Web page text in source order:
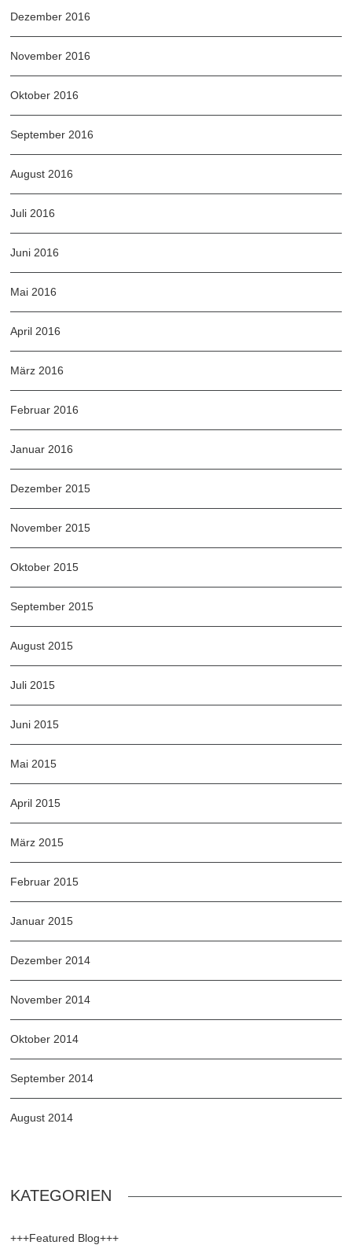
Dezember 2016
November 2016
Oktober 2016
September 2016
August 2016
Juli 2016
Juni 2016
Mai 2016
April 2016
März 2016
Februar 2016
Januar 2016
Dezember 2015
November 2015
Oktober 2015
September 2015
August 2015
Juli 2015
Juni 2015
Mai 2015
April 2015
März 2015
Februar 2015
Januar 2015
Dezember 2014
November 2014
Oktober 2014
September 2014
August 2014
KATEGORIEN
+++Featured Blog+++